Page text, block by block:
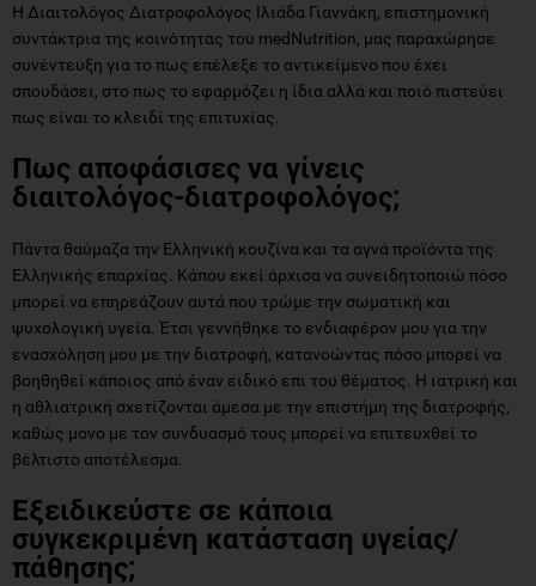
Η Διαιτολόγος Διατροφολόγος Ιλιάδα Γιαννάκη, επιστημονική
συντάκτρια της κοινότητας του medNutrition, μας παραχώρησε
συνέντευξη για το πως επέλεξε το αντικείμενο που έχει
σπουδάσει, στο πως το εφαρμόζει η ίδια αλλά και ποιό πιστεύει
πως είναι το κλειδί της επιτυχίας.
Πως αποφάσισες να γίνεις
διαιτολόγος-διατροφολόγος;
Πάντα θαύμαζα την Ελληνική κουζίνα και τα αγνά προϊόντα της
Ελληνικής επαρχίας. Κάπου εκεί άρχισα να συνειδητοποιώ πόσο
μπορεί να επηρεάζουν αυτά που τρώμε την σωματική και
ψυχολογική υγεία. Έτσι γεννήθηκε το ενδιαφέρον μου για την
ενασχόληση μου με την διατροφή, κατανοώντας πόσο μπορεί να
βοηθηθεί κάποιος από έναν ειδικό επι του θέματος. Η ιατρική και
η αθλιατρική σχετίζονται άμεσα με την επιστήμη της διατροφής,
καθώς μονο με τον συνδυασμό τους μπορεί να επιτευχθεί το
βέλτιστο αποτέλεσμα.
Εξειδικεύστε σε κάποια
συγκεκριμένη κατάσταση υγείας/
πάθησης;